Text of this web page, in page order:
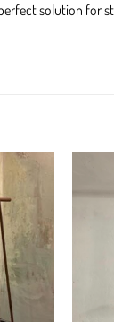
solution for
Add to